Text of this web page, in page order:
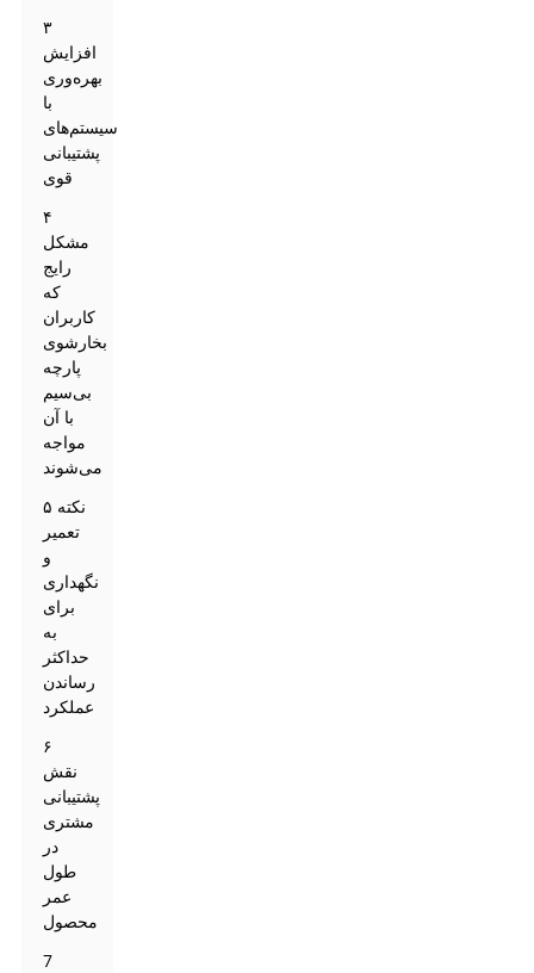
۳
افزایش
بهره‌وری
با
سیستم‌های
پشتیبانی
قوی
۴
مشکل
رایج
که
کاربران
بخارشوی
پارچه
بی‌سیم
با آن
مواجه
می‌شوند
۵ نکته
تعمیر
و
نگهداری
برای
به
حداکثر
رساندن
عملکرد
۶
نقش
پشتیبانی
مشتری
در
طول
عمر
محصول
7